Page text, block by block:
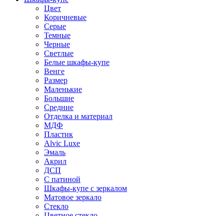
Цвет
Коричневые
Серые
Темные
Черные
Светлые
Белые шкафы-купе
Венге
Размер
Маленькие
Большие
Средние
Отделка и материал
МДФ
Пластик
Alvic Luxe
Эмаль
Акрил
ДСП
С патиной
Шкафы-купе с зеркалом
Матовое зеркало
Стекло